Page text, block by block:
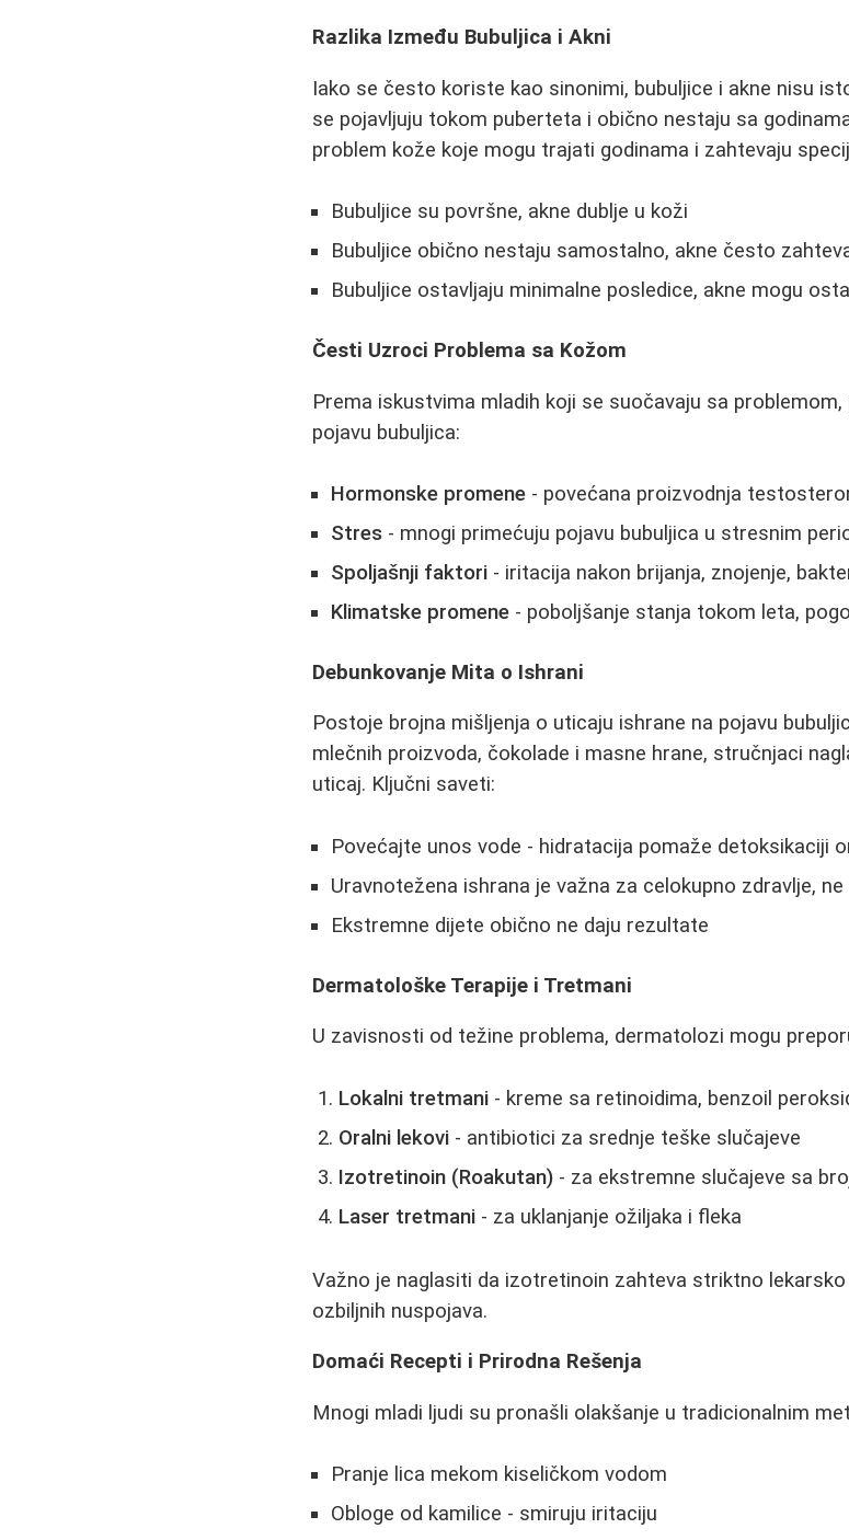
Razlika Između Bubuljica i Akni
Iako se često koriste kao sinonimi, bubuljice i akne nisu
se pojavljuju tokom puberteta i obično nestaju sa
problem kože koje mogu trajati godinama i zahtevaju
Bubuljice su površne, akne dublje u koži
Bubuljice obično nestaju samostalno, akne često
Bubuljice ostavljaju minimalne posledice, akne mogu
Česti Uzroci Problema sa Kožom
Prema iskustvima mladih koji se suočavaju sa
pojavu bubuljica:
Hormonske promene - povećana proizvodnja
Stres - mnogi primećuju pojavu bubuljica u stresnim
Spoljašnji faktori - iritacija nakon brijanja, znojenje,
Klimatske promene - poboljšanje stanja tokom leta,
Debunkovanje Mita o Ishrani
Postoje brojna mišljenja o uticaju ishrane na pojavu
mlečnih proizvoda, čokolade i masne hrane, stručnjaci
uticaj. Ključni saveti:
Povećajte unos vode - hidratacija pomaže detoksikaciji
Uravnotežena ishrana je važna za celokupno zdravlje,
Ekstremne dijete obično ne daju rezultate
Dermatološke Terapije i Tretmani
U zavisnosti od težine problema, dermatolozi mogu
Lokalni tretmani - kreme sa retinoidima, benzoil
Oralni lekovi - antibiotici za srednje teške slučajeve
Izotretinoin (Roakutan) - za ekstremne slučajeve sa
Laser tretmani - za uklanjanje ožiljaka i fleka
Važno je naglasiti da izotretinoin zahteva striktno
ozbiljnih nuspojava.
Domaći Recepti i Prirodna Rešenja
Mnogi mladi ljudi su pronašli olakšanje u tradicionalnim
Pranje lica mekom kiseličkom vodom
Obloge od kamilice - smiruju iritaciju